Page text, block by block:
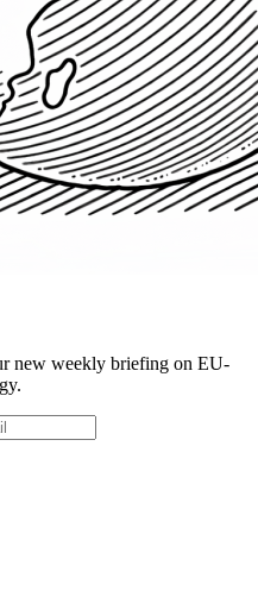
new weekly briefing on EU-